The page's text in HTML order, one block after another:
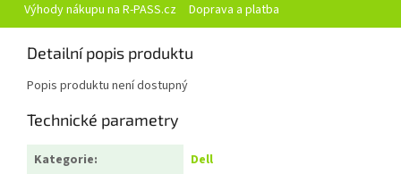
Výhody nákupu na R-PASS.cz Doprava a platba
Detailní popis produktu
Popis produktu není dostupný
Technické parametry
Kategorie:
Dell